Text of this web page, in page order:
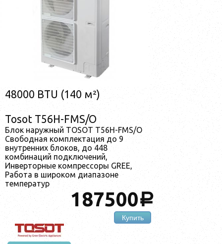
48000 BTU (140 м²)
Tosot T56H-FMS/O
Блок наружный TOSOT T56H-FMS/O
Свободная комплектация до 9
внутренних блоков, до 448
комбинаций подключений,
Инверторные компрессоры GREE,
Работа в широком диапазоне
температур
187500a
Купить